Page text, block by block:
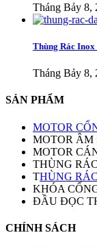
Tháng Bảy 8,
Thùng Rác Inox
Tháng Bảy 8,
SẢN PHẨM
MOTOR
MOTOR ÂM
MOTOR
THÙNG
THÙNG
KHÓA
ĐẦU ĐỌC
CHÍNH SÁCH